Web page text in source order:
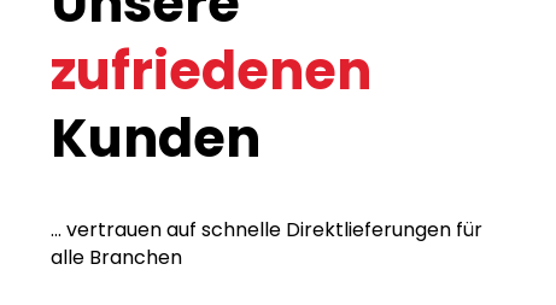
zufriedenen
Kunden
... vertrauen auf schnelle Direktlieferungen für
alle Branchen